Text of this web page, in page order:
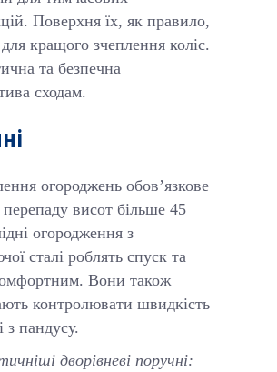
Поверхня їх, як правило,
кращого зчеплення коліс.
та безпечна
сходам.
огороджень обов’язкове
висот більше 45
огородження з
сталі роблять спуск та
Вони також
контролювати швидкість
з пандусу.
дворівневі поручні: